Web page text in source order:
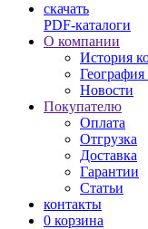
скачать
PDF-каталоги
О компании
История
География
Новости
Покупателю
Оплата
Отгрузка
Доставка
Гарантии
Статьи
контакты
0 корзина